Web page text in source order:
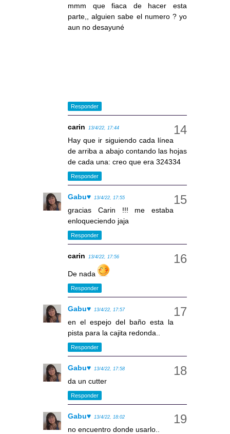
mmm que fiaca de hacer esta
parte,, alguien sabe el numero ? yo
aun no desayuné
Responder
carin 13/4/22, 17:44
Hay que ir siguiendo cada línea
de arriba a abajo contando las hojas
de cada una: creo que era 324334
Responder
Gabu♥ 13/4/22, 17:55
gracias Carin !!! me estaba
enloqueciendo jaja
Responder
carin 13/4/22, 17:56
De nada
Responder
Gabu♥ 13/4/22, 17:57
en el espejo del baño esta la
pista para la cajita redonda..
Responder
Gabu♥ 13/4/22, 17:58
da un cutter
Responder
Gabu♥ 13/4/22, 18:02
no encuentro donde usarlo..